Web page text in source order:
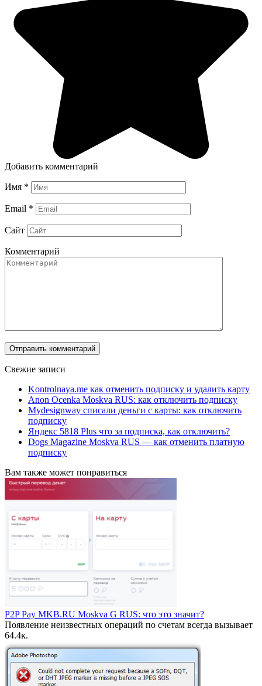
Добавить комментарий
Имя *
Email *
Сайт
Комментарий
Свежие записи
Kontrolnaya.me как отменить подписку и удалить карту
Anon Ocenka Moskva RUS: как отключить подписку
Mydesignway списали деньги с карты: как отключить
подписку
Яндекс 5818 Plus что за подписка, как отключить?
Dogs Magazine Moskva RUS — как отменить платную
подписку
Вам также может понравиться
P2P Pay MKB.RU Moskva G RUS: что это значит?
Появление неизвестных операций по счетам всегда вызывает
64.4к.